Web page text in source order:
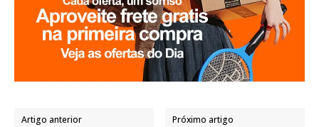
Artigo anterior Próximo artigo